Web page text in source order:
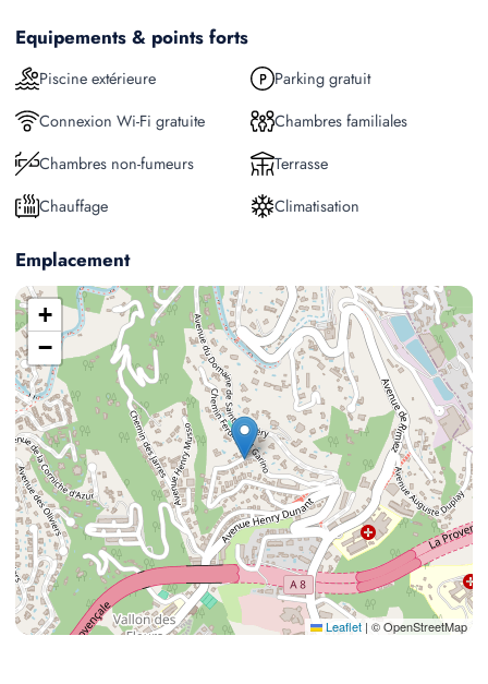
Equipements & points forts
Piscine extérieure
Parking gratuit
Connexion Wi-Fi gratuite
Chambres familiales
Chambres non-fumeurs
Terrasse
Chauffage
Climatisation
Emplacement
+
−
Leaflet | © OpenStreetMap